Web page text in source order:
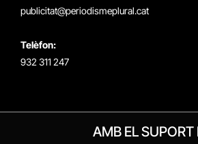
publicitat@periodismeplural.cat
Telèfon:
932 311 247
AMB EL SUPORT